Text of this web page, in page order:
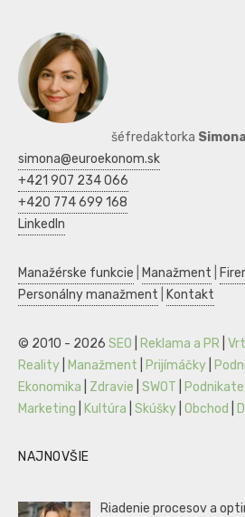
šéfredaktorka
simona@euroekonom.sk
+421 907 234 066
+420 774 699 168
LinkedIn
Manažérske funkcie Manažment
Personálny manažment
Kontakt
© 2010 - 2026 SEO Reklama a PR
Reality
Manažment Prijímáčky
Ekonomika
Zdravie SWOT
Marketing
Kultúra Skúšky Obchod
NAJNOVŠIE
Riadenie procesov a